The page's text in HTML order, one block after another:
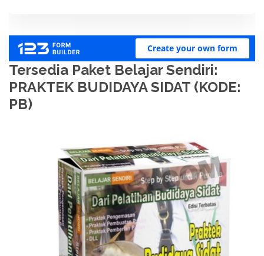
Tersedia Paket Belajar Sendiri:
PRAKTEK BUDIDAYA SIDAT (KODE:
PB)